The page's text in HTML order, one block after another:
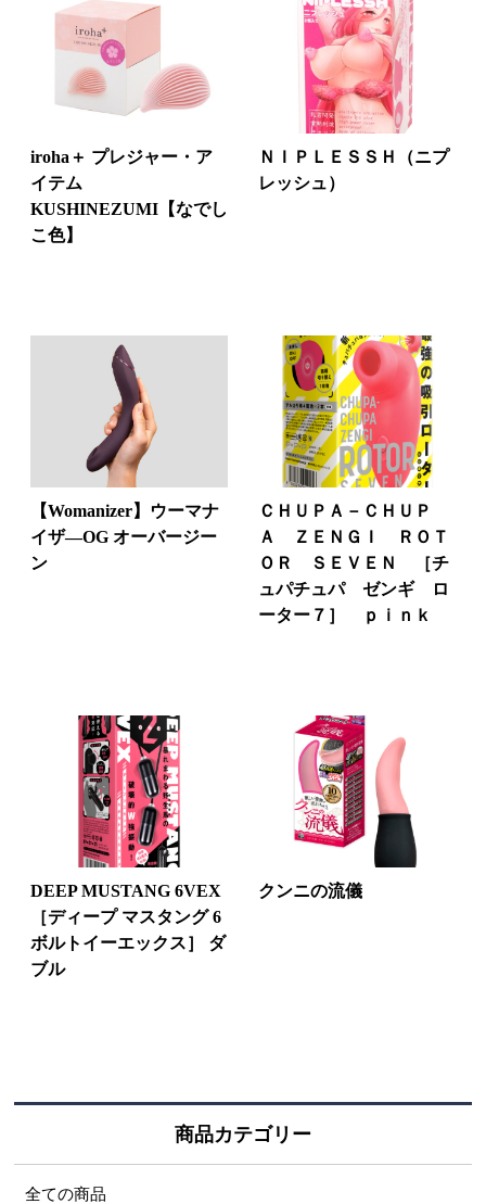
iroha＋ プレジャー・ア
イテム
KUSHINEZUMI【なでし
こ色】
ＮＩＰＬＥＳＳＨ（ニプ
レッシュ）
【Womanizer】ウーマナ
イザ―OG オーバージー
ン
ＣＨＵＰＡ－ＣＨＵＰ
Ａ ＺＥＮＧＩ ＲＯＴ
ＯＲ ＳＥＶＥＮ ［チ
ュパチュパ ゼンギ ロ
ーター７］ ｐｉｎｋ
DEEP MUSTANG 6VEX
［ディープ マスタング 6
ボルトイーエックス］ ダ
ブル
クンニの流儀
商品カテゴリー
全ての商品